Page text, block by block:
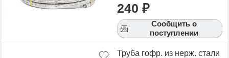
240 ₽
Сообщить о
поступлении
Труба гофр. из нерж. стали